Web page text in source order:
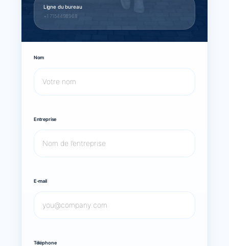
Ligne du bureau
+1 7154498968
Nom
Entreprise
E-mail
Téléphone